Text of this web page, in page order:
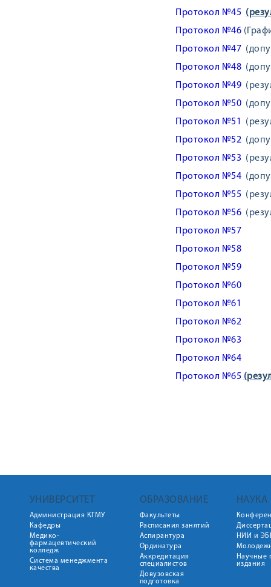
Протокол №45
Протокол №46
Протокол №47
Протокол №48
Протокол №49
Протокол №50
Протокол №51
Протокол №52
Протокол №53
Протокол №54
Протокол №55
Протокол №56
Протокол №57
Протокол №58
Протокол №59
Протокол №60
Протокол №61
Протокол №62
Протокол №63
Протокол №64
Протокол №65
УНИВЕРСИТЕТ
Администрация КГМУ
Кафедры
Медико-
фармацевтический
колледж
Система менеджмента
качества
ОБРАЗОВАНИЕ
Факультеты
Расписания занятий
Аспирантура
Ординатура
Аккредитация
специалистов
Довузовская
подготовка
НАУКА
НИИ и
Научные
издания